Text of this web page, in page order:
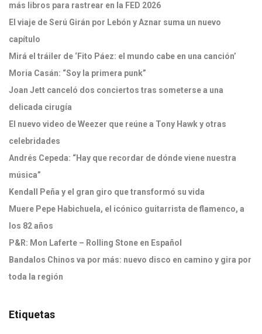
más libros para rastrear en la FED 2026
El viaje de Serú Girán por Lebón y Aznar suma un nuevo
capítulo
Mirá el tráiler de ‘Fito Páez: el mundo cabe en una canción’
Moria Casán: “Soy la primera punk”
Joan Jett canceló dos conciertos tras someterse a una
delicada cirugía
El nuevo video de Weezer que reúne a Tony Hawk y otras
celebridades
Andrés Cepeda: “Hay que recordar de dónde viene nuestra
música”
Kendall Peña y el gran giro que transformó su vida
Muere Pepe Habichuela, el icónico guitarrista de flamenco, a
los 82 años
P&R: Mon Laferte – Rolling Stone en Español
Bandalos Chinos va por más: nuevo disco en camino y gira por
toda la región
Etiquetas